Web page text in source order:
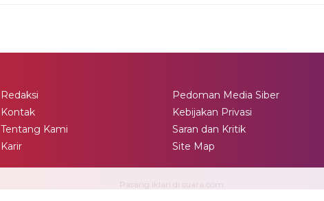
Redaksi
Kontak
Tentang Kami
Karir
Pedoman Media Siber
Kebijakan Privasi
Saran dan Kritik
Site Map